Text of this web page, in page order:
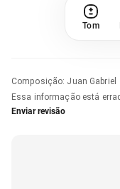
Tom
Composição: Juan Gabriel
Essa informação está
Enviar revisão